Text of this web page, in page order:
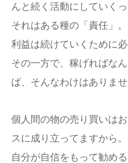
んと続く活動にしていくっ
それはある種の「責任」。
利益は続けていくために必
その一方で、稼げればな
ば、そんなわけはありませ
個人間の物の売り買いは
スに成り立ってますから。
自分が自信をもって勧め